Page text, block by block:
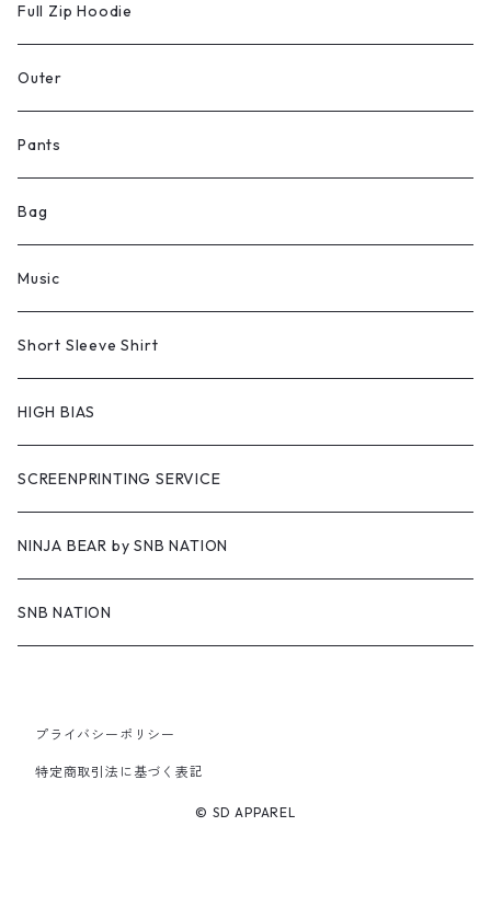
Full Zip Hoodie
Outer
Pants
Bag
Music
Short Sleeve Shirt
HIGH BIAS
SCREENPRINTING SERVICE
NINJA BEAR by SNB NATION
SNB NATION
プライバシーポリシー
特定商取引法に基づく表記
© SD APPAREL